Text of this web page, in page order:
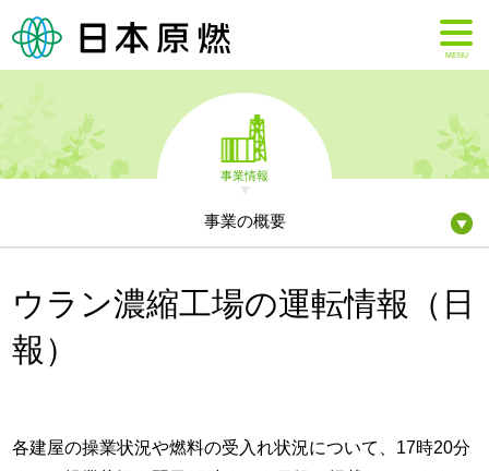
MENU
事業情報
事業の概要
ウラン濃縮工場の運転情報（日
報）
各建屋の操業状況や燃料の受入れ状況について、17時20分